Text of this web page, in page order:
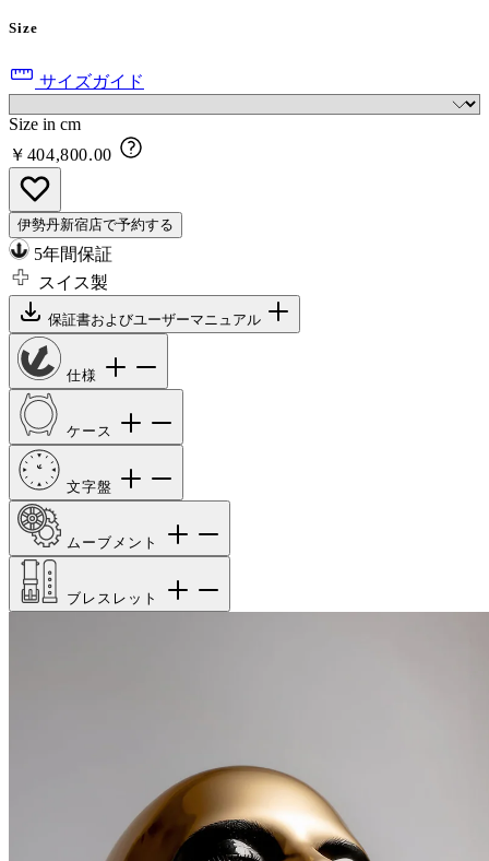
Size
サイズガイド
Size in cm
￥404,800.00
伊勢丹新宿店で予約する
5年間保証
スイス製
保証書およびユーザーマニュアル
仕様
ケース
文字盤
ムーブメント
ブレスレット